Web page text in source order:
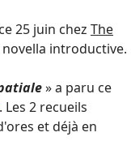
25 juin chez The
introductive.
» a paru ce
. Les 2 recueils
et déjà en